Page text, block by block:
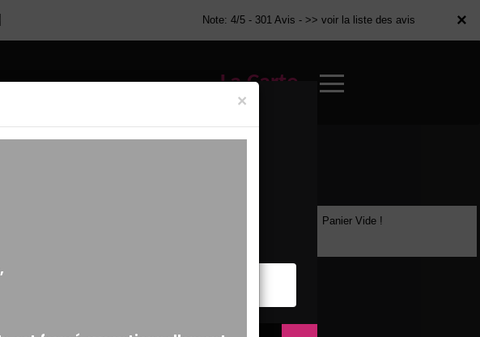
×
Note: 4/5 - 301 Avis - >> voir la liste des avis
La Carte
×
Panier Vide !
×